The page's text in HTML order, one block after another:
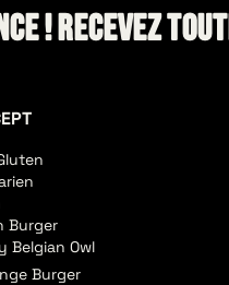
! Recevez
Burger
Belgian Owl
Burger